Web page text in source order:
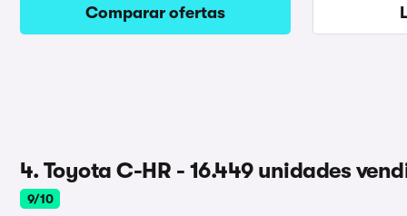
Comparar ofertas
4. Toyota C-HR - 16.449 unidades
9/10